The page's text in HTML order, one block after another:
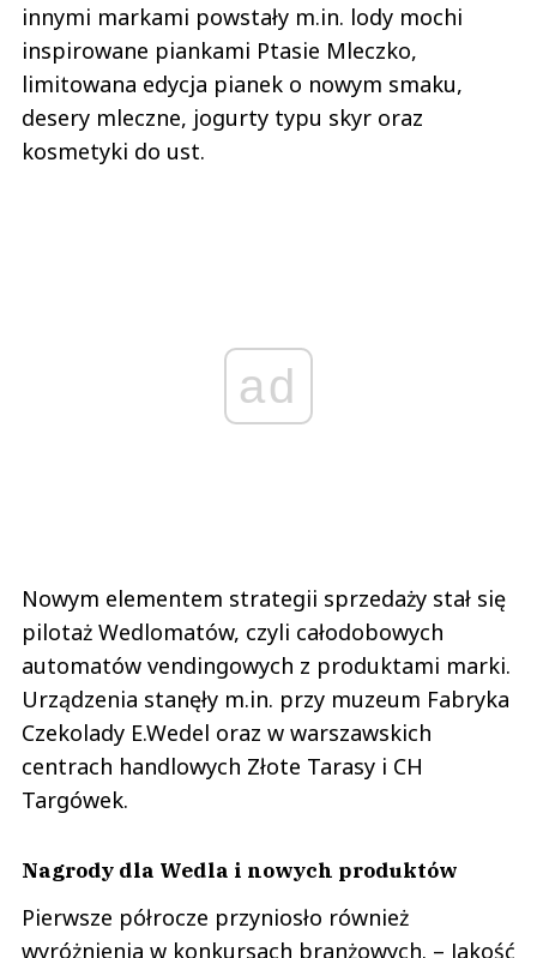
innymi markami powstały m.in. lody mochi
inspirowane piankami Ptasie Mleczko,
limitowana edycja pianek o nowym smaku,
desery mleczne, jogurty typu skyr oraz
kosmetyki do ust.
ad
Nowym elementem strategii sprzedaży stał się
pilotaż Wedlomatów, czyli całodobowych
automatów vendingowych z produktami marki.
Urządzenia stanęły m.in. przy muzeum Fabryka
Czekolady E.Wedel oraz w warszawskich
centrach handlowych Złote Tarasy i CH
Targówek.
Nagrody dla Wedla i nowych produktów
Pierwsze półrocze przyniosło również
wyróżnienia w konkursach branżowych. – Jakość